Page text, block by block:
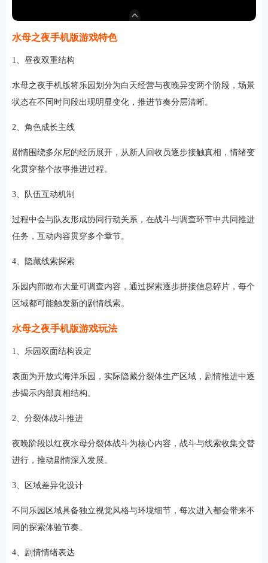
水母之夜手机版游戏特色
1、昼夜双重结构
水母之夜手机版将乐园划分为白天经营与夜晚异变两个阶段，场景
状态在不同时间段出现明显变化，推进节奏分层清晰。
2、角色成长主线
剧情围绕多尔尼的经历展开，从新人回收员逐步接触真相，情绪变
化贯穿整个故事推进过程。
3、队伍互动机制
过程中会与队友形成协同行动关系，在战斗与调查环节中共同推进
任务，互动内容贯穿多个章节。
4、隐藏线索探索
乐园内部散布大量可调查内容，通过探索逐步拼接信息碎片，每个
区域都可能触发新的剧情线索。
水母之夜手机版游戏玩法
1、乐园双面结构设定
表面为开放式海洋乐园，实际隐藏分裂体生产区域，剧情推进中逐
步揭示内部真相结构。
2、分裂体战斗推进
夜晚阶段以红夜水母分裂体战斗为核心内容，战斗与线索收集交替
进行，推动剧情深入发展。
3、区域差异化设计
不同乐园区域具备独立视觉风格与环境细节，每次进入都会带来不
同的探索体验节奏。
4、剧情情绪表达